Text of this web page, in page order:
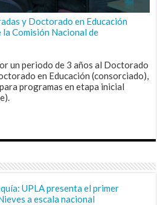
y Doctorado en Educación
Comisión Nacional de
un periodo de 3 años al Doctorado
en Educación (consorciado),
programas en etapa inicial
UPLA presenta el primer
a escala nacional